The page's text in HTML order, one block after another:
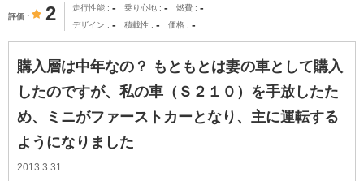
評価 2 走行性能 - 乗り心地 - 燃費 -
デザイン - 積載性 - 価格 -
購入層は中年なの？ もともとは妻の車として購入
したのですが、私の車（Ｓ２１０）を手放したた
め、ミニがファーストカーとなり、主に運転する
ようになりました
2013.3.31